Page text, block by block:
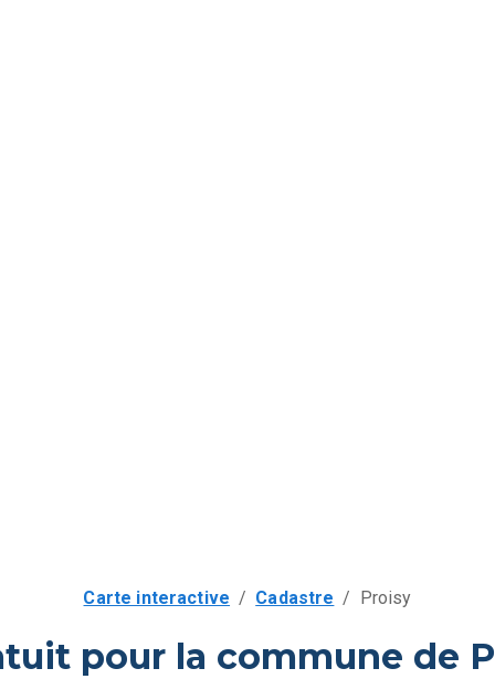
Carte interactive / Cadastre / Proisy
pour la commune de